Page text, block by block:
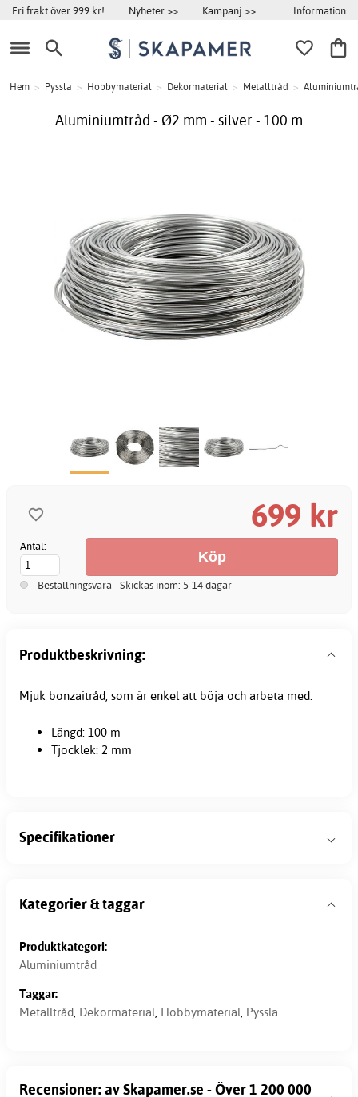
Fri frakt över 999 kr! Nyheter >> Kampanj >> Information
Hem > Pyssla > Hobbymaterial > Dekormaterial > Metalltråd >
Aluminiumtråd - Ø2 mm - silver - 100 m
699 kr
Antal:
Beställningsvara - Skickas inom: 5-14 dagar
Produktbeskrivning:
Mjuk bonzaitråd, som är enkel att böja och arbeta med.
Längd: 100 m
Tjocklek: 2 mm
Specifikationer
Kategorier & taggar
Produktkategori:
Aluminiumtråd
Taggar:
Metalltråd, Dekormaterial, Hobbymaterial, Pyssla
Recensioner: av Skapamer.se - Över 1 200 000